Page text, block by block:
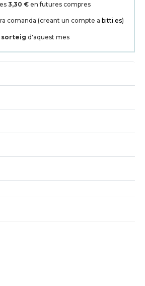
3,30 € en futures compres
comanda (creant un compte a bitti.es)
sorteig d'aquest mes